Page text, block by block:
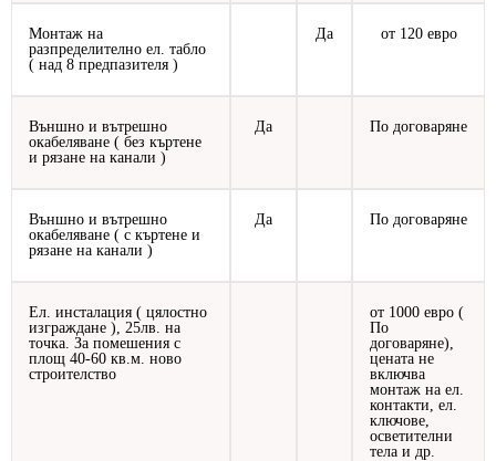
Монтаж на
разпределително ел. табло
( над 8 предпазителя )
Да от 120 евро
Външно и вътрешно
окабеляване ( без къртене
и рязане на канали )
Да По договаряне
Външно и вътрешно
окабеляване ( с къртене и
рязане на канали )
Да По договаряне
Ел. инсталация ( цялостно
изграждане ), 25лв. на
точка. За помешения с
площ 40-60 кв.м. ново
строителство
от 1000 евро (
По
договаряне),
цената не
включва
монтаж на ел.
контакти, ел.
ключове,
осветителни
тела и др.